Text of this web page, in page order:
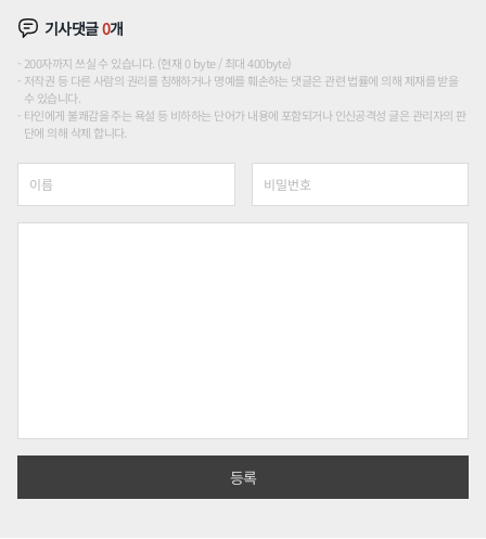
기사댓글0개
200자까지 쓰실 수 있습니다. (현재 0 byte / 최대 400byte)
저작권 등 다른 사람의 권리를 침해하거나 명예를 훼손하는 댓글은 관련 법률에 의해 제재를 받을
수 있습니다.
타인에게 불쾌감을 주는 욕설 등 비하하는 단어가 내용에 포함되거나 인신공격성 글은 관리자의 판
단에 의해 삭제 합니다.